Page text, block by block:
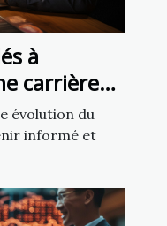
à
carrière
évolution du
informé et